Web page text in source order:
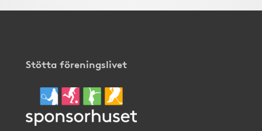
Stötta föreningslivet